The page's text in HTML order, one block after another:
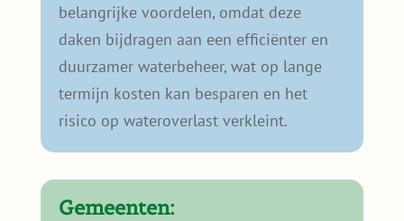
belangrijke voordelen, omdat deze
daken bijdragen aan een efficiënter en
duurzamer waterbeheer, wat op lange
termijn kosten kan besparen en het
risico op wateroverlast verkleint.
Gemeenten: